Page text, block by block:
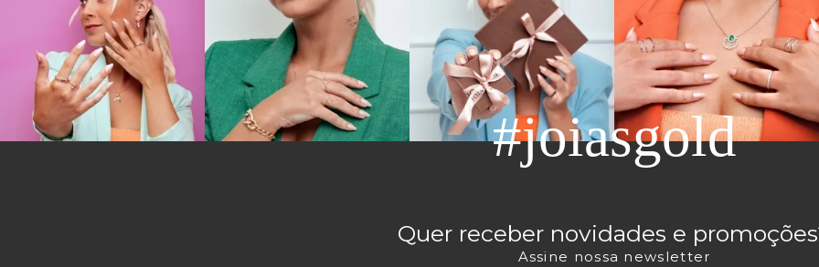
#joiasgold
Quer receber novidades e
Assine nossa newsletter